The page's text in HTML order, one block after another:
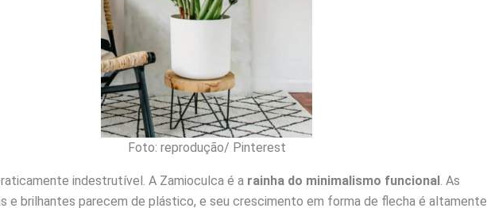
Foto: reprodução/ Pinterest
indestrutível. A Zamioculca é a rainha do minimalismo funcional . As
e brilhantes parecem de plástico, e seu crescimento em forma de flecha é altamente